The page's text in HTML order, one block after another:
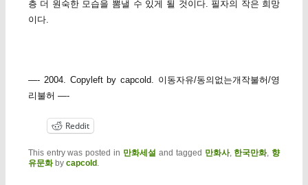
층 더 원숙한 모습을 뽐낼 수 있게 될 것이다. 필자의 작은 희망
이다.
—- 2004. Copyleft by capcold. 이동자유/동의없는개작불허/영
리불허 —-
Reddit
This entry was posted in 만화세설 and tagged 만화사, 한국만화, 향
유문화by capcold.